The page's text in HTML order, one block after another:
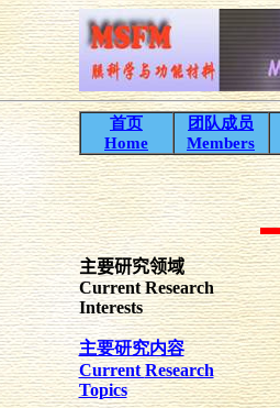
首页
Home
团队成员
Members
主要研究领域
CurrentResearch
Interests
主要研究内容
CurrentResearch
Topics